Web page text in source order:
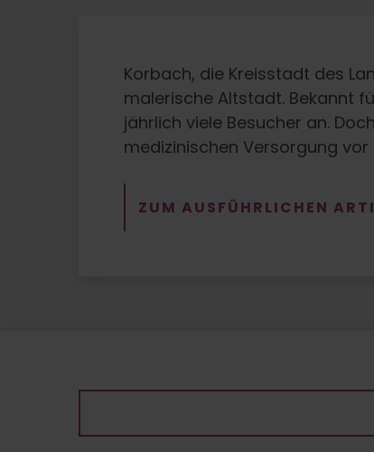
Korbach, die Kreisstadt des
malerische Altstadt. Bekannt
jährlich viele Besucher an.
medizinischen Versorgung vor
ZUM AUSFÜHRLICHEN